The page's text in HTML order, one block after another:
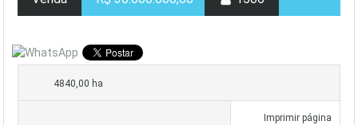
4840,00 ha
Imprimir página